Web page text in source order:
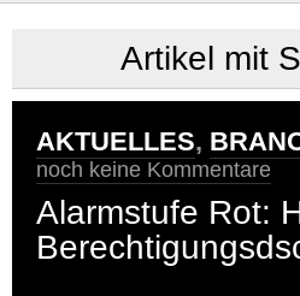
Artikel mit
AKTUELLES,
noch keine Kommentare
Alarmstufe Rot: